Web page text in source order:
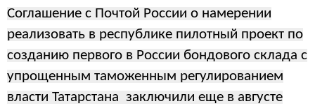
Соглашение с Почтой России о намерении
реализовать в республике пилотный проект по
созданию первого в России бондового склада с
упрощенным таможенным регулированием
власти Татарстана заключили еще в августе